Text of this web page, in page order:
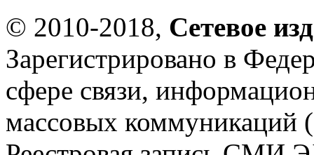
© 2010-2018, Сетевое
Зарегистрировано в
сфере связи,
массовых коммуникаций